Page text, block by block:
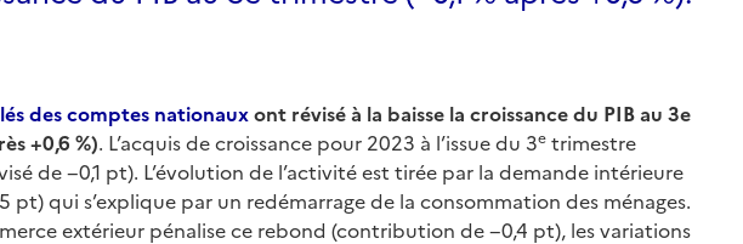
des comptes nationauxont révisé à la baisse la croissance du PIB au 3e
+0,6 %). L’acquis de croissance pour 2023 à l’issue du 3e trimestre
de −0,1 pt). L’évolution de l’activité est tirée par la demande intérieure
qui s’explique par un redémarrage de la consommation des ménages.
extérieur pénalise ce rebond (contribution de −0,4 pt), les variations